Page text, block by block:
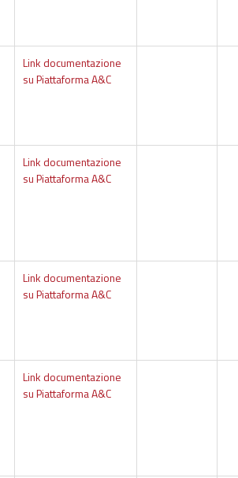
Link documentazione
su Piattaforma A&C
Link documentazione
su Piattaforma A&C
Link documentazione
su Piattaforma A&C
Link documentazione
su Piattaforma A&C